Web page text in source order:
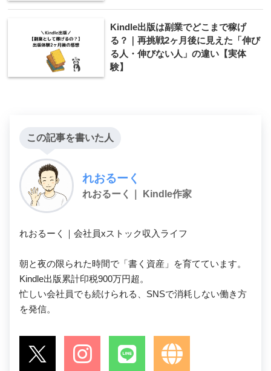
Kindle出版は副業でどこまで稼げ
る？｜再挑戦2ヶ月後に見えた「伸び
る人・伸びない人」の違い【実体
験】
この記事を書いた人
れおるーく
れおるーく｜ Kindle作家
れおるーく｜会社員xストック収入ライフ
朝と夜の限られた時間で「書く資産」を育てています。
Kindle出版累計印税900万円超。
忙しい会社員でも続けられる、SNSで消耗しない働き方
を発信。